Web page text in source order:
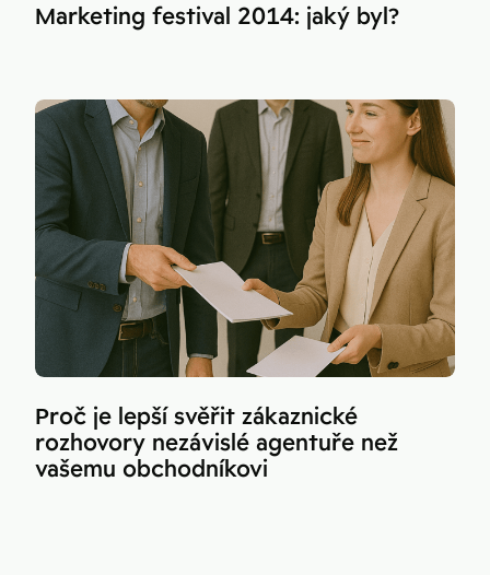
Marketing festival 2014: jaký byl?
Proč je lepší svěřit zákaznické
rozhovory nezávislé agentuře než
vašemu obchodníkovi